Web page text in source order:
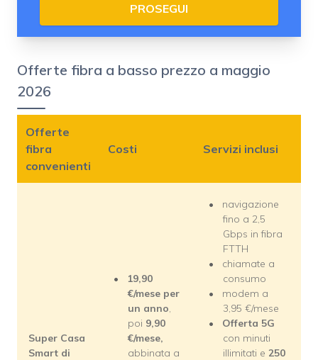
PROSEGUI
Offerte fibra a basso prezzo a maggio
2026
Offerte
fibra
convenienti
Costi Servizi inclusi
Super Casa
Smart di
19,90
€/mese per
un anno
poi 9,90
€/mese,
abbinata a
navigazione
fino a 2,5
Gbps in fibra
FTTH
chiamate a
consumo
modem a
3,95 €/mese
Offerta 5G
con minuti
illimitati e 250